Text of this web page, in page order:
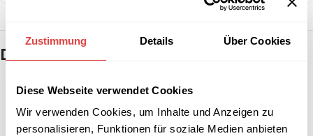
Zustimmung Details Über Cookies
Diese Webseite verwendet Cookies
Wir verwenden Cookies, um Inhalte und Anzeigen zu
personalisieren, Funktionen für soziale Medien anbieten
Das könnte dir auch gefallen …